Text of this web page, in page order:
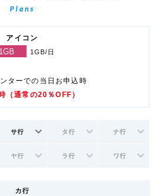
Plans
アイコン
1GB 1GB/日
ターでの当日お申込時
（通常の20％OFF）
サ行 タ行 ナ行
ヤ行 ラ行 ワ行
カ行